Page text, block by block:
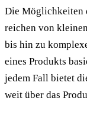
Die Möglichkeiten
reichen von
bis hin zu
eines Produkts
jedem Fall bietet
weit über das